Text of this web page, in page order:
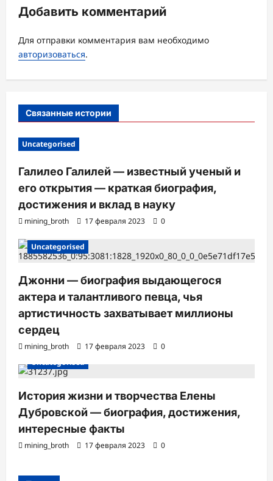
а
и
Добавить комментарий
Для отправки комментария вам необходимо
авторизоваться.
Связанные истории
Uncategorised
Галилео Галилей — известный ученый и
его открытия — краткая биография,
достижения и вклад в науку
mining_broth 17 февраля 2023 0
Uncategorised
Джонни — биография выдающегося
актера и талантливого певца, чья
артистичность захватывает миллионы
сердец
mining_broth 17 февраля 2023
0
Uncategorised
История жизни и творчества Елены
Дубровской — биография, достижения,
интересные факты
mining_broth 17 февраля 2023 0